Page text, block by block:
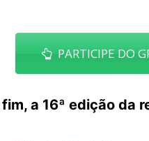
PARTICIPE DO
a 16ª edição da